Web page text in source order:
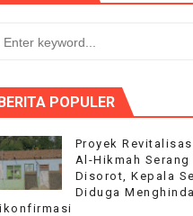
Komunikasi
BPN PAREPARE
bendera luntur
POPULER
Proyek
Al-Hikmah Serang
Disorot, Kepala
Diduga